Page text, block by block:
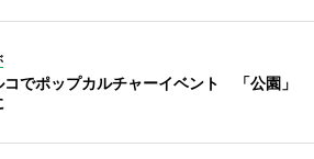
コでポップカルチャーイベント 「公園」